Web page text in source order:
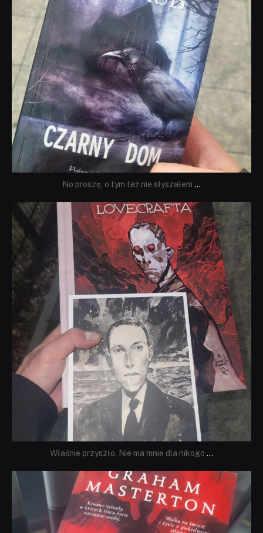
No proszę, o tym też nie słyszałem ...
dobryhorror
Wrz 19
Właśnie przyszło. Nie ma mnie dla nikogo ...
dobryhorror
Sie 23